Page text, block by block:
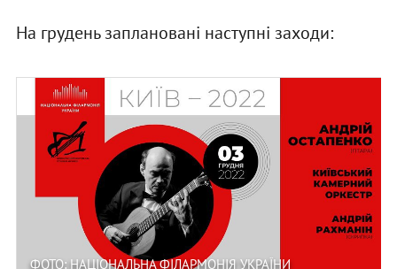
На грудень заплановані наступні заходи:
ФОТО: НАЦІОНАЛЬНА ФІЛАРМОНІЯ УКРАЇНИ